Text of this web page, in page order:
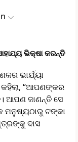
ଭିକ୍ଷା କରନ୍ତି
ଭାର୍ଯ୍ୟା
“ଆପଣଙ୍କର
ଆପଣ ଜାଣନ୍ତି ସେ
ମନୁଷ୍ୟଠାରୁ ଟଙ୍କା
ଦାସ